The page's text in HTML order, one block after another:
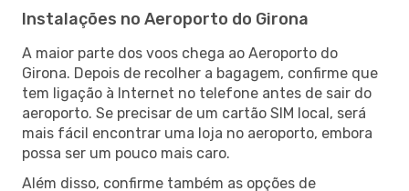
Instalações no Aeroporto do Girona
A maior parte dos voos chega ao Aeroporto do
Girona. Depois de recolher a bagagem, confirme que
tem ligação à Internet no telefone antes de sair do
aeroporto. Se precisar de um cartão SIM local, será
mais fácil encontrar uma loja no aeroporto, embora
possa ser um pouco mais caro.
Além disso, confirme também as opções de